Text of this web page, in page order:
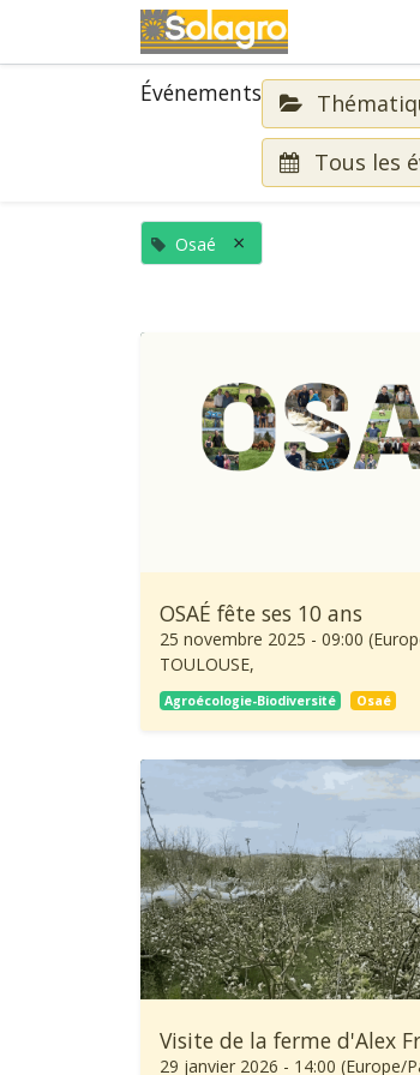
Événements
Tous les
Osaé ×
OSAÉ fête ses 10 ans
25 novembre 2025 - 09:00 (
TOULOUSE,
Agroécologie-Biodiversité Osaé
29 janvier 2026 - 14:00 (Europe/